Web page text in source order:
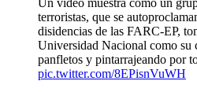
terroristas, que se
disidencias de las FARC-EP,
Universidad Nacional como su
panfletos y pintarrajeando por
pic.twitter.com/8EPisnVuWH